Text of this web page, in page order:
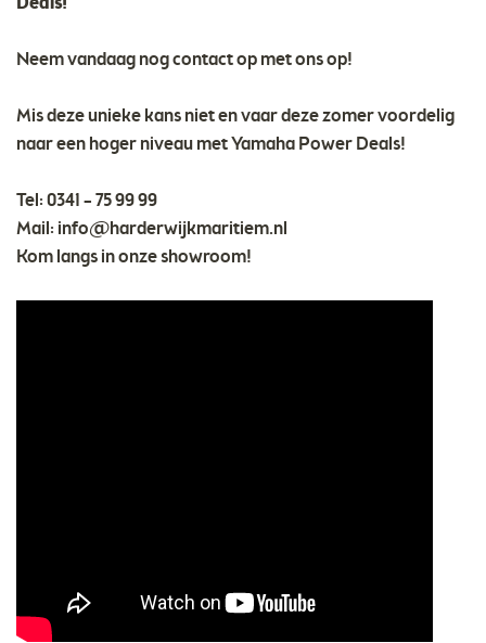
Neem vandaag nog contact op met ons op!
Mis deze unieke kans niet en vaar deze zomer voordelig
naar een hoger niveau met Yamaha Power Deals!
Tel: 0341 – 75 99 99
Mail: info@harderwijkmaritiem.nl
Kom langs in onze showroom!